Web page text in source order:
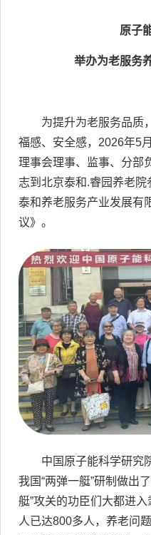
原子
举办为老服务
为提升为老服务品质
福感、安全感，2026年5
理事会理事、监事、分部
志到北京泰和.睿园养老
泰和养老服务产业发展有
议》。
中国原子能科学研究
我国“两弹一艇”研制做出
艇”攻关的功臣们大都进
人已达800多人，养老问